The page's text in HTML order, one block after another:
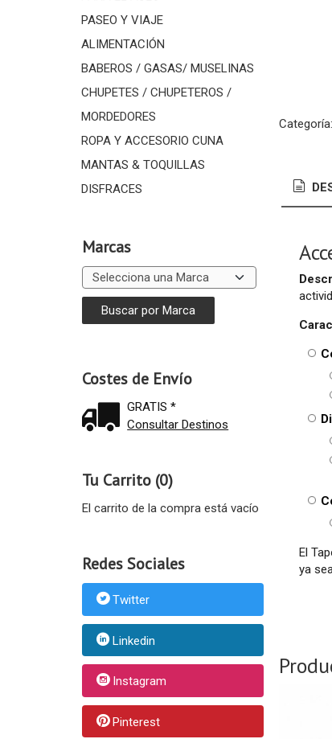
PASEO Y VIAJE
ALIMENTACIÓN
BABEROS / GASAS/ MUSELINAS
CHUPETES / CHUPETEROS /
MORDEDORES
ROPA Y ACCESORIO CUNA
MANTAS & TOQUILLAS
DISFRACES
Marcas
Costes de Envío
GRATIS *
Consultar Destinos
Tu Carrito (0)
El carrito de la compra está vacío
Redes Sociales
Twitter
Linkedin
Instagram
Pinterest
Categoría:
El
ya